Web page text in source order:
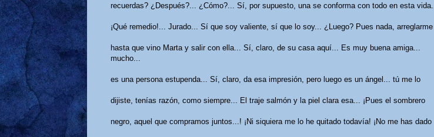
recuerdas? ¿Después?... ¿Cómo?... Sí, por supuesto, una se conforma con todo en esta vida...
¡Qué remedio!... Jurado... Sí que soy valiente, sí que lo soy... ¿Luego? Pues nada, arreglarme
hasta que vino Marta y salir con ella... Sí, claro, de su casa aquí... Es muy buena amiga...
mucho...
es una persona estupenda... Sí, claro, da esa impresión, pero luego es un ángel... tú me lo
dijiste, tenías razón, como siempre... El traje salmón y la piel clara esa... ¡Pues el sombrero
negro, aquel que compramos juntos...! ¡Ni siquiera me lo he quitado todavía! ¡No me has dado